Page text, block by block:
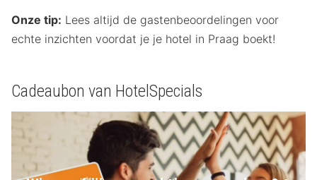
Onze tip: Lees altijd de gastenbeoordelingen voor
echte inzichten voordat je je hotel in Praag boekt!
Cadeaubon van HotelSpecials